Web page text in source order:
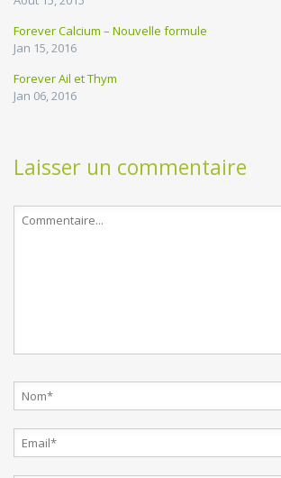
Forever Calcium – Nouvelle formule
Jan 15, 2016
Forever Ail et Thym
Jan 06, 2016
Laisser un commentaire